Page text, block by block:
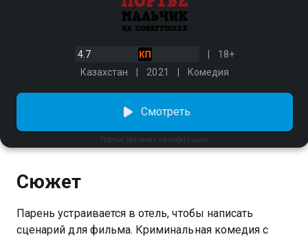
4.7
18+
Казахстан
2021 Комедия
Портье: Мальчик на побегушках
Смотреть
Сюжет
Парень устраивается в отель, чтобы написать
сценарий для фильма. Криминальная комедия с